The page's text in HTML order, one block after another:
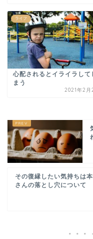
ライフ
心配されるとイライラして
まう
2021年2月
その復縁したい気持ちは
さんの落とし穴について